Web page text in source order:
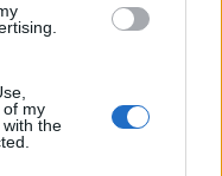
of my
the
Preço